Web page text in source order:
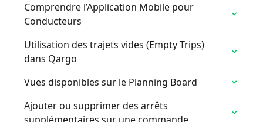
Comprendre l’Application Mobile pour
Conducteurs
Utilisation des trajets vides (Empty Trips)
dans Qargo
Vues disponibles sur le Planning Board
Ajouter ou supprimer des arrêts